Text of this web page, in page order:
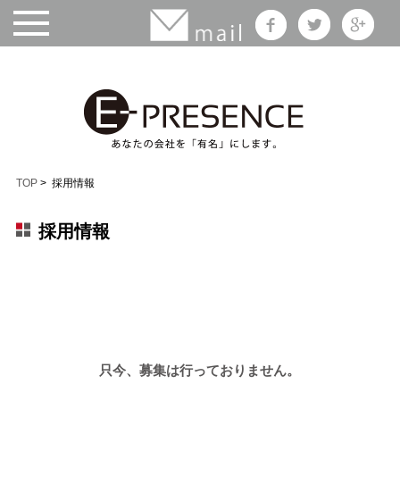
TOP> 採用情報
採用情報
只今、募集は行っておりません。